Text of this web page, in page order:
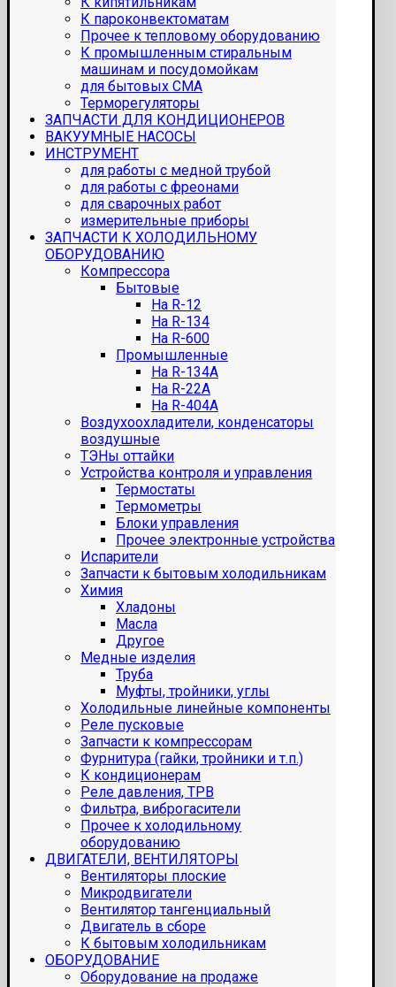
К пароконвектоматам
Прочее к тепловому оборудованию
К промышленным стиральным
машинам и посудомойкам
для бытовых СМА
Терморегуляторы
ЗАПЧАСТИ ДЛЯ КОНДИЦИОНЕРОВ
ВАКУУМНЫЕ НАСОСЫ
ИНСТРУМЕНТ
для работы с медной трубой
для работы с фреонами
для сварочных работ
измерительные приборы
ЗАПЧАСТИ К ХОЛОДИЛЬНОМУ
ОБОРУДОВАНИЮ
Компрессора
Бытовые
На R-12
На R-134
На R-600
Промышленные
На R-134A
На R-22A
На R-404A
Воздухоохладители, конденсаторы
воздушные
ТЭНы оттайки
Устройства контроля и управления
Термостаты
Термометры
Блоки управления
Прочее электронные устройства
Испарители
Запчасти к бытовым холодильникам
Химия
Хладоны
Масла
Другое
Медные изделия
Труба
Муфты, тройники, углы
Холодильные линейные компоненты
Реле пусковые
Запчасти к компрессорам
Фурнитура (гайки, тройники и т.п.)
К кондиционерам
Реле давления, ТРВ
Фильтра, виброгасители
Прочее к холодильному
оборудованию
ДВИГАТЕЛИ, ВЕНТИЛЯТОРЫ
Вентиляторы плоские
Микродвигатели
Вентилятор тангенциальный
Двигатель в сборе
К бытовым холодильникам
ОБОРУДОВАНИЕ
Оборудование на продаже